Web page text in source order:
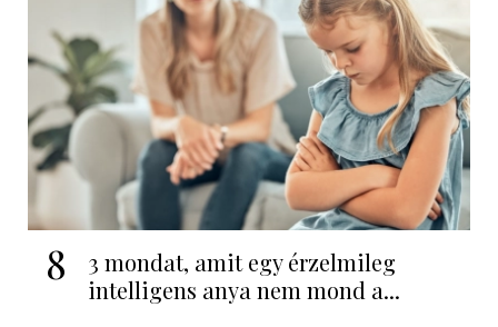
8
3 mondat, amit egy érzelmileg
intelligens anya nem mond a...